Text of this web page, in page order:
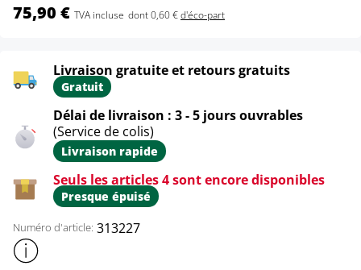
75,90 € TVA incluse dont 0,60 €d'éco-part
Livraison gratuite et retours gratuits
Gratuit
Délai de livraison : 3 - 5 jours ouvrables
(Service de colis)
Livraison rapide
Seuls les articles 4 sont encore disponibles
Presque épuisé
Numéro d'article: 313227
Afficher plus d'informations sur le produit